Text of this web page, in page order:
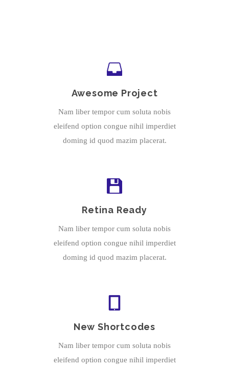
Awesome Project
Nam liber tempor cum soluta nobis
eleifend option congue nihil imperdiet
doming id quod mazim placerat.
Retina Ready
Nam liber tempor cum soluta nobis
eleifend option congue nihil imperdiet
doming id quod mazim placerat.
New Shortcodes
Nam liber tempor cum soluta nobis
eleifend option congue nihil imperdiet